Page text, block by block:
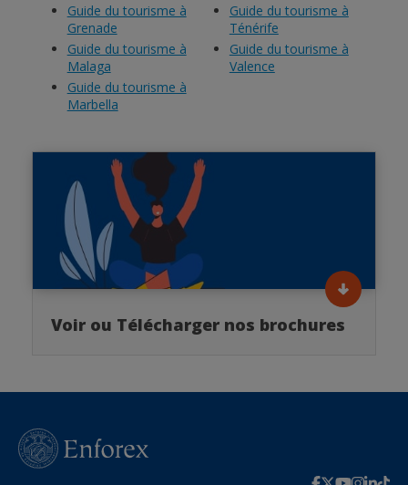
Guide du tourisme à
Grenade
Guide du tourisme à
Malaga
Guide du tourisme à
Marbella
Guide du tourisme à
Ténérife
Guide du tourisme à
Valence
Voir ou Télécharger nos brochures